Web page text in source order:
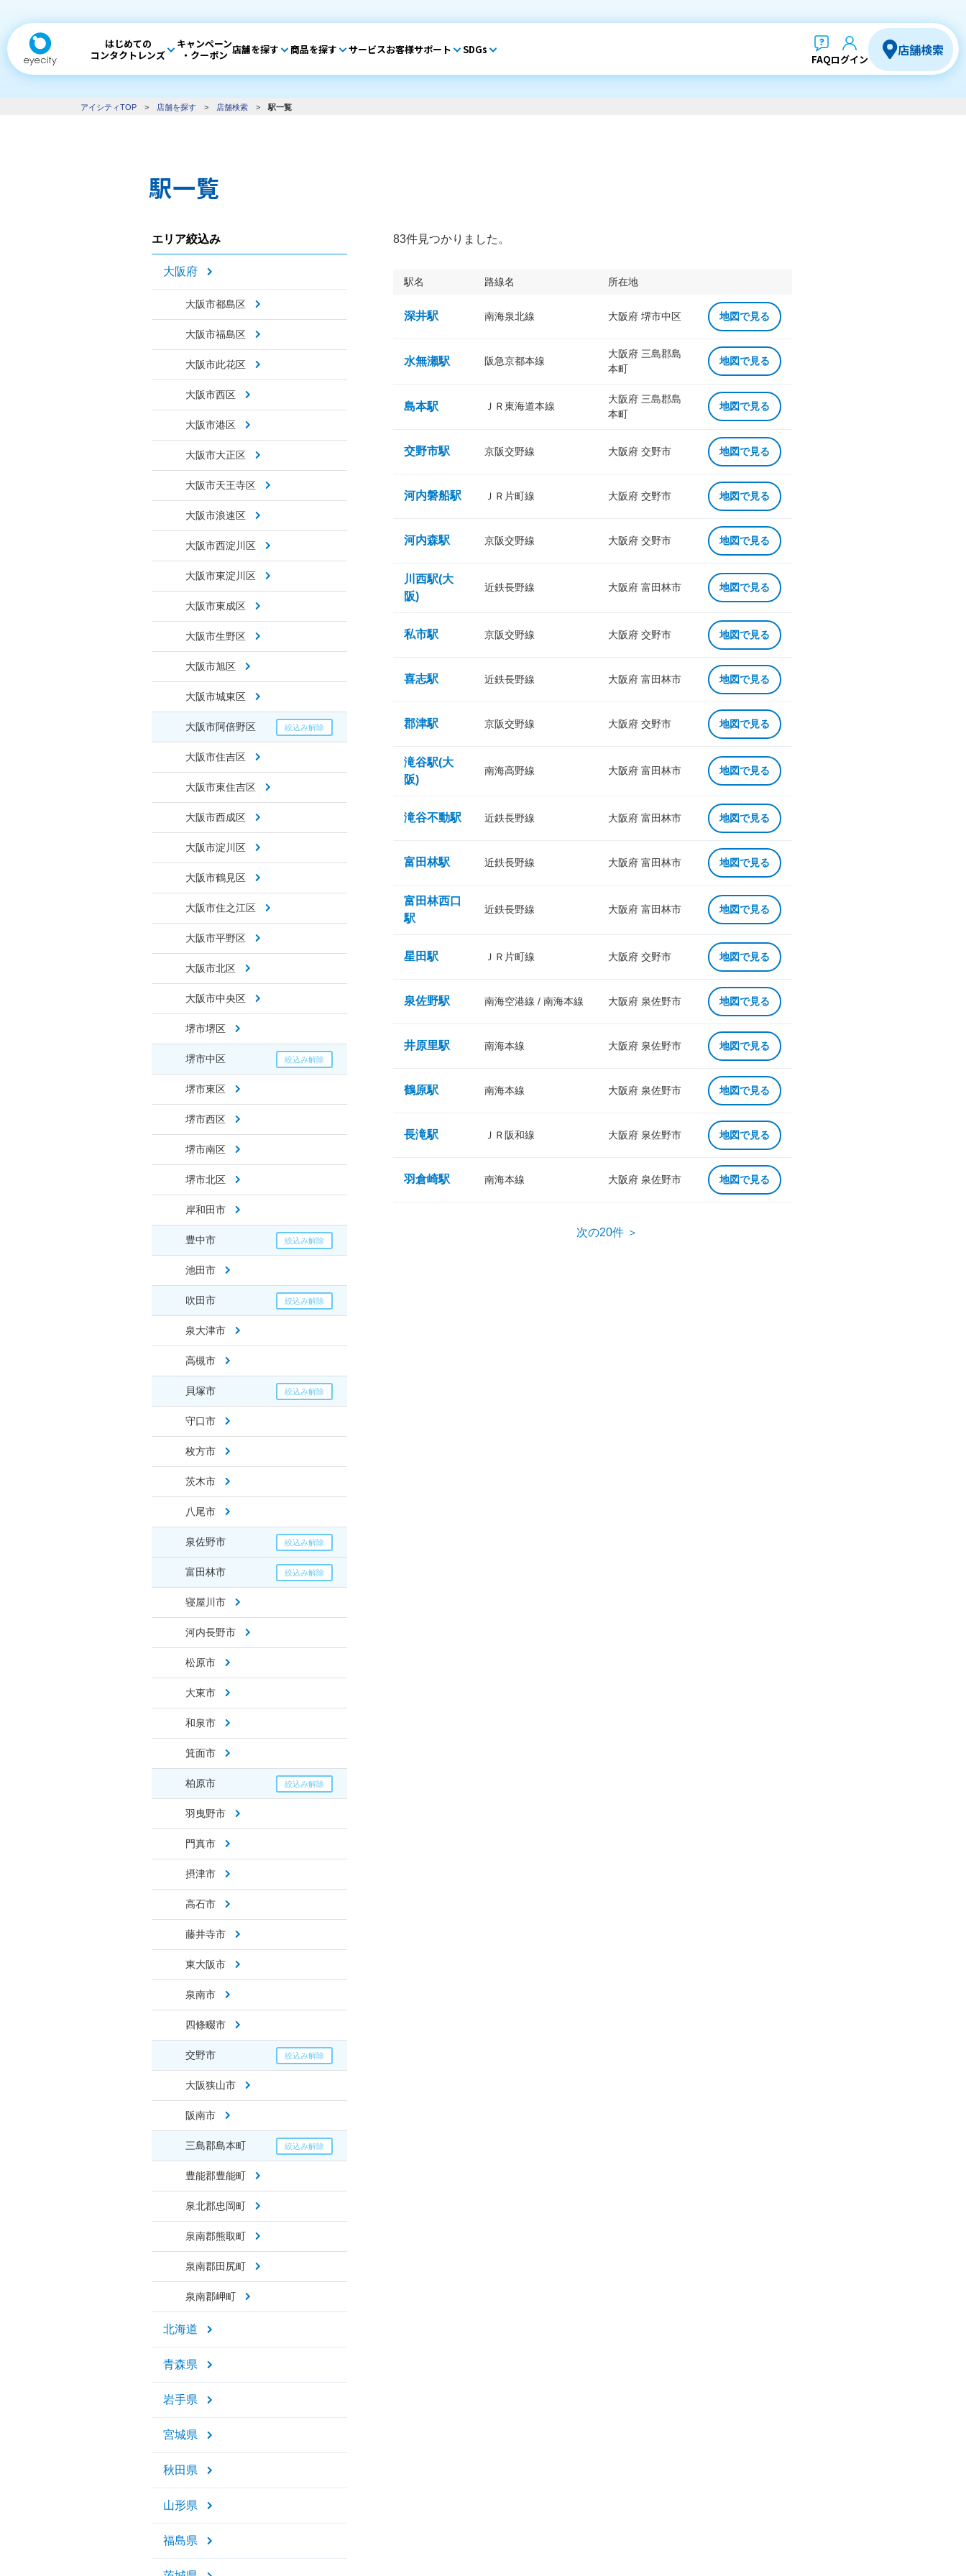
はじめての
コンタクトレンズ
キャンペーン
・クーポン 店舗を探す 商品を探す サービスお客様サポート SDGs
FAQログイン
店舗検索
アイシティTOP > 店舗を探す > 店舗検索 > 駅一覧
駅一覧
エリア絞込み
大阪府
大阪市都島区
大阪市福島区
大阪市此花区
大阪市西区
大阪市港区
大阪市大正区
大阪市天王寺区
大阪市浪速区
大阪市西淀川区
大阪市東淀川区
大阪市東成区
大阪市生野区
大阪市旭区
大阪市城東区
大阪市阿倍野区
大阪市住吉区
大阪市東住吉区
大阪市西成区
大阪市淀川区
大阪市鶴見区
大阪市住之江区
大阪市平野区
大阪市北区
大阪市中央区
堺市堺区
堺市中区
堺市東区
堺市西区
堺市南区
堺市北区
岸和田市
豊中市
池田市
吹田市
泉大津市
高槻市
貝塚市
守口市
枚方市
茨木市
八尾市
泉佐野市
富田林市
寝屋川市
河内長野市
松原市
大東市
和泉市
箕面市
柏原市
羽曳野市
門真市
摂津市
高石市
藤井寺市
東大阪市
泉南市
四條畷市
交野市
大阪狭山市
阪南市
三島郡島本町
豊能郡豊能町
泉北郡忠岡町
泉南郡熊取町
泉南郡田尻町
泉南郡岬町
北海道
青森県
岩手県
宮城県
秋田県
山形県
福島県
83件見つかりました。
駅名 路線名 所在地
深井駅 南海泉北線 大阪府 堺市中区 地図で見る
水無瀬駅 阪急京都本線
大阪府 三島郡島
本町
地図で見る
島本駅 ＪＲ東海道本線
大阪府 三島郡島
本町
地図で見る
交野市駅 京阪交野線 大阪府 交野市 地図で見る
河内磐船駅 ＪＲ片町線 大阪府 交野市 地図で見る
河内森駅 京阪交野線 大阪府 交野市 地図で見る
川西駅(大
阪)
近鉄長野線 大阪府 富田林市 地図で見る
私市駅 京阪交野線 大阪府 交野市 地図で見る
喜志駅 近鉄長野線 大阪府 富田林市 地図で見る
郡津駅 京阪交野線 大阪府 交野市 地図で見る
滝谷駅(大
阪)
南海高野線 大阪府 富田林市 地図で見る
滝谷不動駅 近鉄長野線 大阪府 富田林市 地図で見る
富田林駅 近鉄長野線 大阪府 富田林市 地図で見る
富田林西口
駅
近鉄長野線 大阪府 富田林市 地図で見る
星田駅 ＪＲ片町線 大阪府 交野市 地図で見る
泉佐野駅 南海空港線 / 南海本線 大阪府 泉佐野市 地図で見る
井原里駅 南海本線 大阪府 泉佐野市 地図で見る
鶴原駅 南海本線 大阪府 泉佐野市 地図で見る
長滝駅 ＪＲ阪和線 大阪府 泉佐野市 地図で見る
羽倉崎駅 南海本線 大阪府 泉佐野市 地図で見る
次の20件 ＞